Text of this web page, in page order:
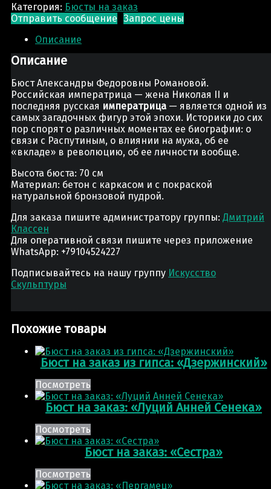
Категория: Бюсты на заказ
Отправить сообщение Запрос цены
Описание
Описание
Бюст Александры Федоровны Романовой.
Российская императрица — жена Николая II и
последняя русская императрица — является одной из
самых загадочных фигур этой эпохи. Историки до сих
пор спорят о различных моментах ее биографии: о
связи с Распутиным, о влиянии на мужа, об ее
«вкладе» в революцию, об ее личности вообще.
Высота бюста: 70 см
Материал: бетон с каркасом и с покраской
натуральной бронзовой пудрой.
Для заказа пишите администратору группы: Дмитрий
Классен
Для оперативной связи пишите через приложение
WhatsApp: +79104524227
Подписывайтесь на нашу группу Искусство
Скульптуры
Похожие товары
Бюст на заказ из гипса: «Дзержинский»
Посмотреть
Бюст на заказ: «Луций Анней Сенека»
Посмотреть
Бюст на заказ: «Сестра»
Посмотреть